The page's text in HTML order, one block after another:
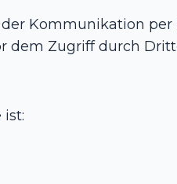
Kommunikation per
dem Zugriff durch